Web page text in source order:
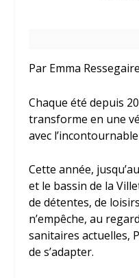
Par Emma Ressegaire
Chaque été depuis
transforme en une
avec
Cette année,
et le bassin de la
de détentes, de
n’empêche, au
sanitaires actuelles,
de s’adapter.